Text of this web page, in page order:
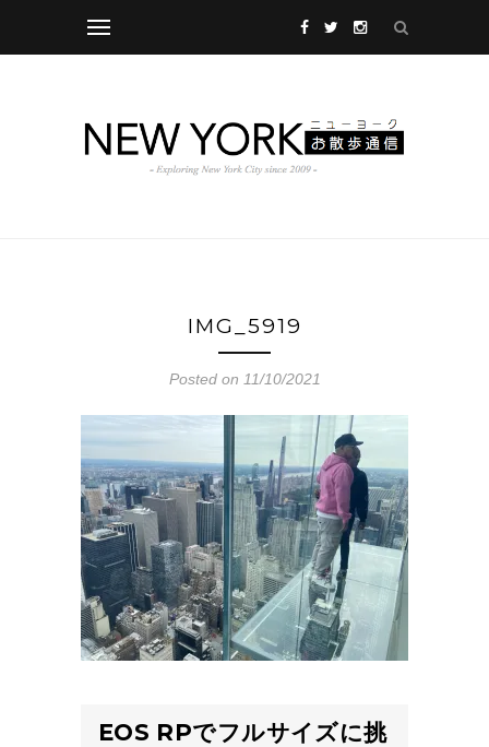
IMG_5919
Posted on 11/10/2021
EOS RPでフルサイズに挑